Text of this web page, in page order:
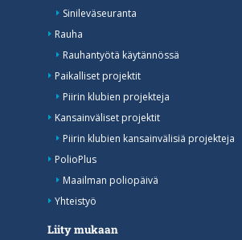
Sinileväseuranta
Rauha
Rauhantyötä käytännössä
Paikalliset projektit
Piirin klubien projekteja
Kansainväliset projektit
Piirin klubien kansainvälisiä projekteja
PolioPlus
Maailman poliopäivä
Yhteistyö
Liity mukaan